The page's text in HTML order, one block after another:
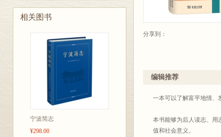
相关图书
宁波简志
¥298.00
分享到：
编辑推荐
一本可以了解富平地情、
本书能够为后人读志、用
值和社会意义。